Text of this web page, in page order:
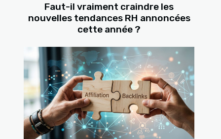
Faut-il vraiment craindre les
nouvelles tendances RH annoncées
cette année ?